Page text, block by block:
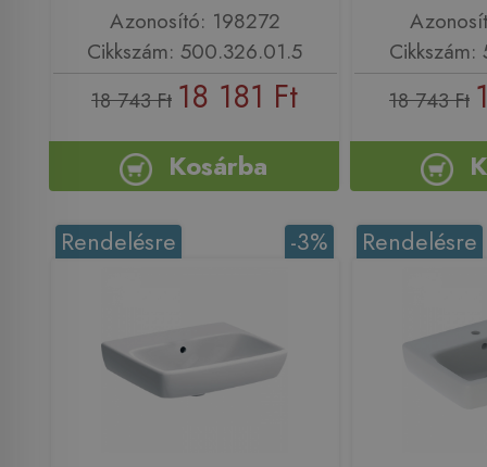
Azonosító: 198272
Cikkszám: 500.326.01.5
18 743 Ft 18 181 Ft
Kosárba
18 743 Ft
-3%
Rendelésre Rendelésre